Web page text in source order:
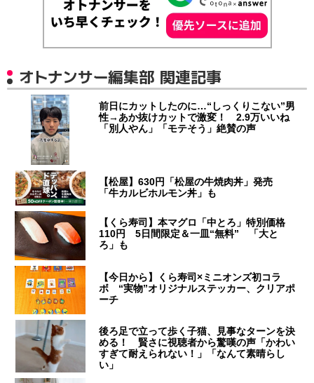
オトナンサー編集部 関連記事
前日にカットしたのに…“しっくりこない”男
性→あか抜けカットで激変！ 2.9万いいね
「別人やん」「モテそう」絶賛の声
【松屋】630円「松屋の牛焼肉丼」発売
「牛カルビホルモン丼」も
【くら寿司】本マグロ「中とろ」特別価格
110円 5日間限定＆一皿“無料” 「大と
ろ」も
【今日から】くら寿司×ミニオンズ初コラ
ボ “実物”オリジナルステッカー、クリアポ
ーチ
後ろ足で立って歩く子猫、見事なターンを決
める！ 賢さに視聴者から驚嘆の声「かわい
すぎて耐えられない！」「なんて素晴らし
い」